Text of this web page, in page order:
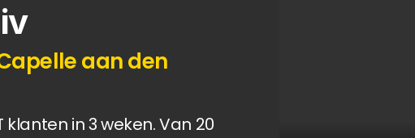
aan den
klanten in 3 weken. Van 20